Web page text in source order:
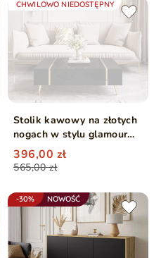
CHWILOWO NIEDOSTĘPNY
Stolik kawowy na złotych
nogach w stylu glamour
Lunelie czarny połysk
565,00 zł
396,00 zł
-30% NOWOŚĆ